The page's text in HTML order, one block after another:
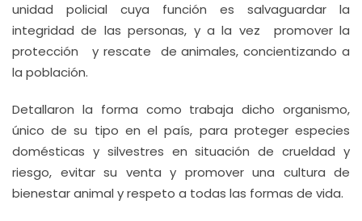
unidad policial cuya función es salvaguardar la
integridad de las personas, y a la vez promover la
protección y rescate de animales, concientizando a
la población.
Detallaron la forma como trabaja dicho organismo,
único de su tipo en el país, para proteger especies
domésticas y silvestres en situación de crueldad y
riesgo, evitar su venta y promover una cultura de
bienestar animal y respeto a todas las formas de vida.